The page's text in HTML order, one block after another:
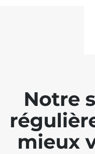
Notre
mieux